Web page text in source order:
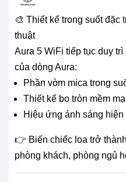
🎨 Thiết kế trong suốt đặc
thuật
Aura 5 WiFi tiếp tục duy
của dòng Aura:
Phần vòm mica trong
Thiết kế bo tròn mềm
Hiệu ứng ánh sáng hiện
👉 Biến chiếc loa trở
phòng khách, phòng ngủ